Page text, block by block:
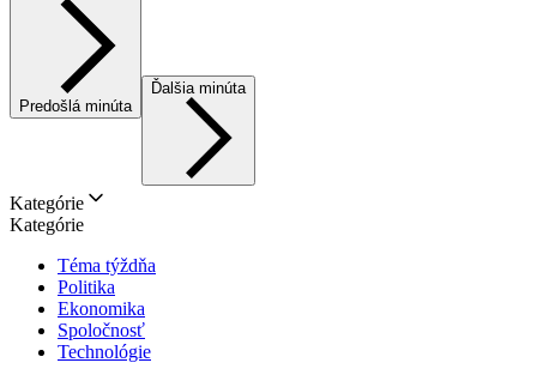
Predošlá minúta
Ďalšia minúta
Kategórie
Kategórie
Téma týždňa
Politika
Ekonomika
Spoločnosť
Technológie